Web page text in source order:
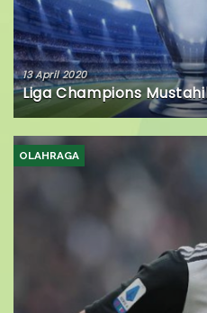
13 April 2020
Liga Champions
OLAHRAGA